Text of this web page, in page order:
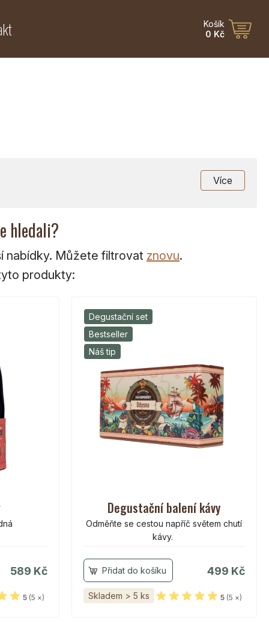
Košík
0 Kč
Více
hledali?
nabídky. Můžete filtrovat znovu.
produkty:
589 Kč
5(5 ×)
Degustační set
Bestseller
Náš tip
Degustační balení kávy
Odměňte se cestou napříč světem chutí
kávy.
499 Kč
Skladem > 5 ks 5(5 ×)